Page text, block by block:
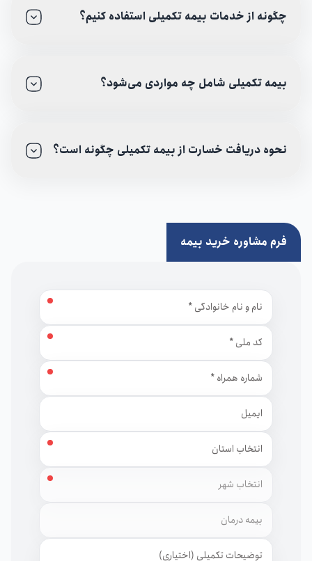
چگونه از خدمات بیمه تکمیلی استفاده کنیم؟
بیمه تکمیلی شامل چه مواردی می‌شود؟
نحوه دریافت خسارت از بیمه تکمیلی چگونه است؟
فرم مشاوره خرید بیمه
نام و نام خانوادگی
کد ملی
شماره همراه
ایمیل
استان
شهر
توضیحات